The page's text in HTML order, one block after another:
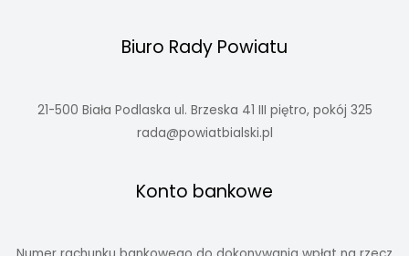
Biuro Rady Powiatu
21-500 Biała Podlaska ul. Brzeska 41 III piętro, pokój 325
rada@powiatbialski.pl
Konto bankowe